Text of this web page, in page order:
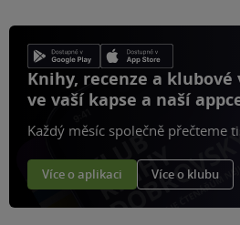
Knihy, recenze a klubové
ve vaší kapse a naší
Každý měsíc společně přečteme
Více o aplikaci Více o klubu